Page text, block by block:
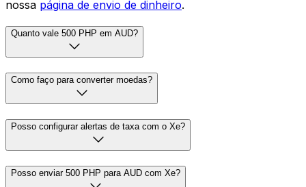
nossa página de envio de dinheiro.
Quanto vale 500 PHP em AUD?
Como faço para converter moedas?
Posso configurar alertas de taxa com o Xe?
Posso enviar 500 PHP para AUD com Xe?